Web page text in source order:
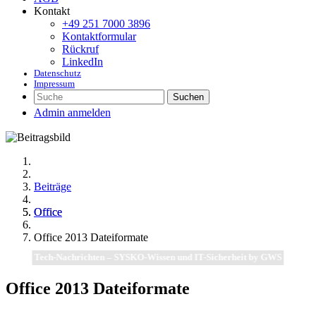
Kontakt
+49 251 7000 3896
Kontaktformular
Rückruf
LinkedIn
Datenschutz
Impressum
Suchen
Admin anmelden
Beiträge
Office
Office 2013 Dateiformate
Tech-Nachrichten – SYSKO-Wissen und IT-Sicherheit by GWS
Office 2013 Dateiformate